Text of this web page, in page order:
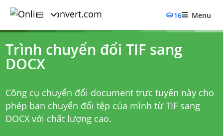
16 Menu
Trình chuyển đổi TIF sang
DOCX
Công cụ chuyển đổi document trực tuyến này cho
phép bạn chuyển đổi tệp của mình từ TIF sang
DOCX với chất lượng cao.